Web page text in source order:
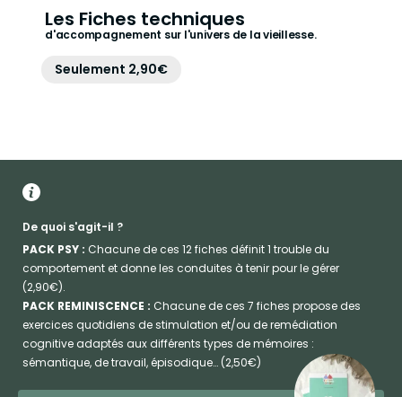
Les Fiches techniques
d'accompagnement sur l'univers de la vieillesse.
Seulement 2,90€
De quoi s'agit-il ?
PACK PSY : Chacune de ces 12 fiches définit 1 trouble du
comportement et donne les conduites à tenir pour le gérer
(2,90€).
PACK REMINISCENCE : Chacune de ces 7 fiches propose des
exercices quotidiens de stimulation et/ou de remédiation
cognitive adaptés aux différents types de mémoires :
sémantique, de travail, épisodique… (2,50€)